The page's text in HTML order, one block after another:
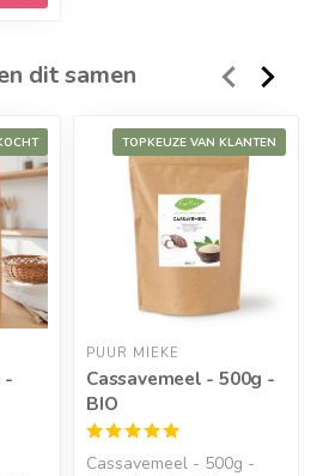
dit samen
-
TOPKEUZE VAN KLANTEN
PUUR MIEKE
Cassavemeel - 500g -
BIO
Cassavemeel - 500g -